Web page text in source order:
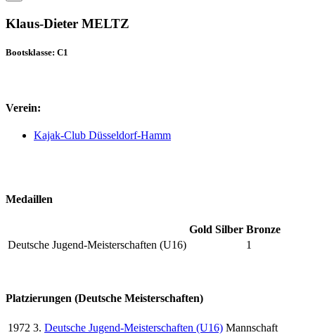
Klaus-Dieter MELTZ
Bootsklasse: C1
Verein:
Kajak-Club Düsseldorf-Hamm
Medaillen
Gold Silber Bronze
Deutsche Jugend-Meisterschaften (U16)
1
Platzierungen (Deutsche Meisterschaften)
1972 3. Deutsche Jugend-Meisterschaften (U16) Mannschaft